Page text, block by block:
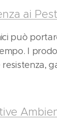
ai
può
I